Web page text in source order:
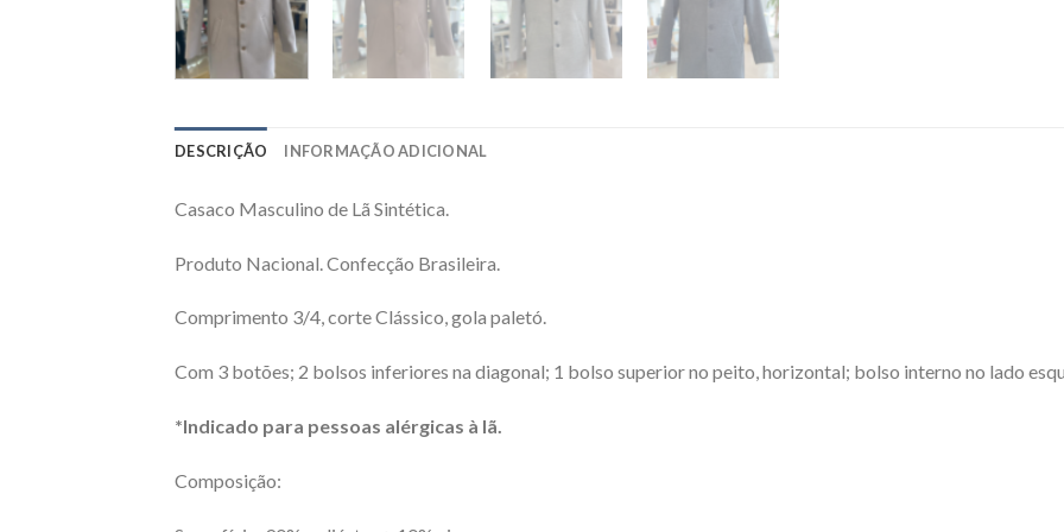
DESCRIÇÃO INFORMAÇÃO ADICIONAL
Casaco Masculino de Lã Sintética.
Produto Nacional. Confecção Brasileira.
Comprimento 3/4, corte Clássico, gola paletó.
Com 3 botões; 2 bolsos inferiores na diagonal; 1 bolso superior no peito, horizontal; bolso interno no lado
*Indicado para pessoas alérgicas à lã.
Composição: